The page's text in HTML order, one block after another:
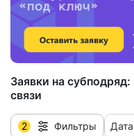
Заявки на субподряд:
связи
2 Фильтры